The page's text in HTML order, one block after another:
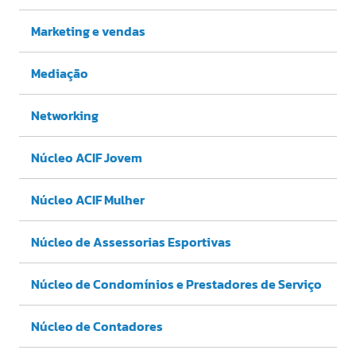
Marketing e vendas
Mediação
Networking
Núcleo ACIF Jovem
Núcleo ACIF Mulher
Núcleo de Assessorias Esportivas
Núcleo de Condomínios e Prestadores de Serviço
Núcleo de Contadores